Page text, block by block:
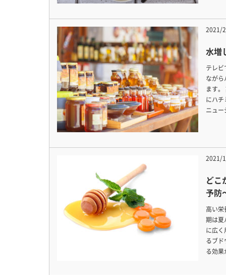
2021/
水増
テレ
なが
ます
にハ
ニュ
2021/
どこ
予防
高い栄
期は夏
に広
るブ
る効